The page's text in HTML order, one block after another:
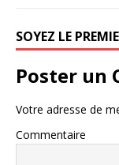
SOYEZ LE
Poster un
Votre adresse de
Commentaire